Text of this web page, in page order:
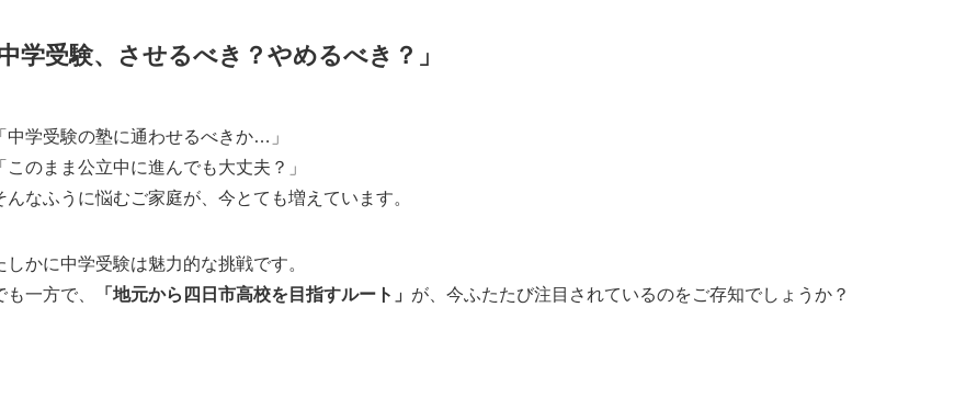
中学受験、させるべき？やめるべき？」
「中学受験の塾に通わせるべきか…」
「このまま公立中に進んでも大丈夫？」
んなふうに悩むご家庭が、今とても増えています。
しかに中学受験は魅力的な挑戦です。
も一方で、
「地元から四日市高校を目指すルート」 が、今ふたたび注目されているのをご存知でしょうか？